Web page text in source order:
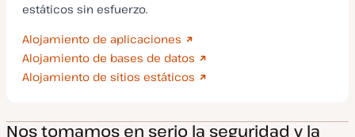
estáticos sin esfuerzo.
Alojamiento de aplicaciones
Alojamiento de bases de datos
Alojamiento de sitios estáticos
Nos tomamos en serio la seguridad y la